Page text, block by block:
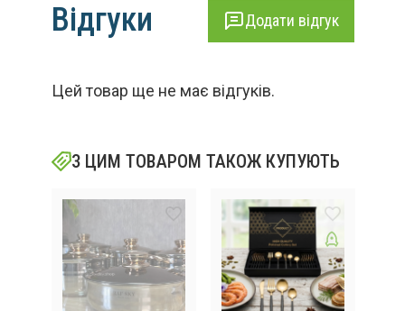
Відгуки Додати відгук
Цей товар ще не має відгуків.
З ЦИМ ТОВАРОМ ТАКОЖ КУПУЮТЬ